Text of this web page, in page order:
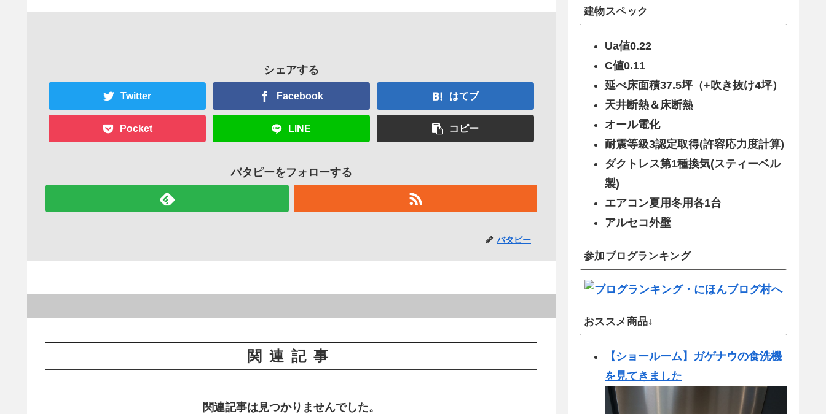
シェアする
Twitter Facebook はてブ
Pocket LINE コピー
バタピーをフォローする
バタピー
関連記事
関連記事は見つかりませんでした。
建物スペック
Ua値0.22
C値0.11
延べ床面積37.5坪（+吹き抜け4坪）
天井断熱＆床断熱
オール電化
耐震等級3認定取得(許容応力度計算)
ダクトレス第1種換気(スティーベル
製)
エアコン夏用冬用各1台
アルセコ外壁
参加ブログランキング
おススメ商品↓
【ショールーム】ガゲナウの食洗機
を見てきました